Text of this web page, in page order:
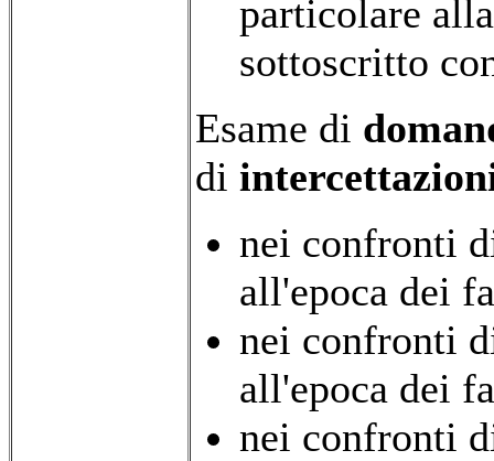
particolare
sottoscritto
Esame di
di
nei confronti
all'epoca dei
nei confronti
all'epoca dei
nei confronti